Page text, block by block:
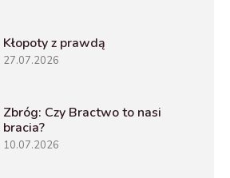
Kłopoty z prawdą
27.07.2026
Zbróg: Czy Bractwo to nasi
bracia?
10.07.2026